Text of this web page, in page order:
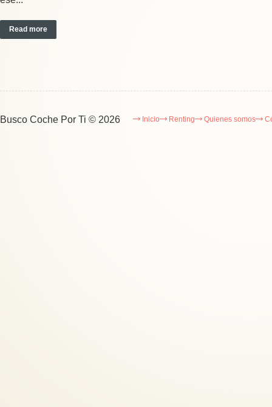
Read more
Inicio Renting Quienes somos
Busco Coche Por Ti © 2026